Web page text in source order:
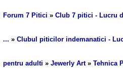
Forum 7 Pitici »Club 7 pitici - Lucru
... »Clubul piticilor indemanatici -
pentru adulti »Jewerly Art»Tehnica